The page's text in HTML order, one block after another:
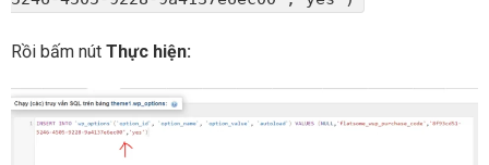
Rồi bấm nút Thực hiện: